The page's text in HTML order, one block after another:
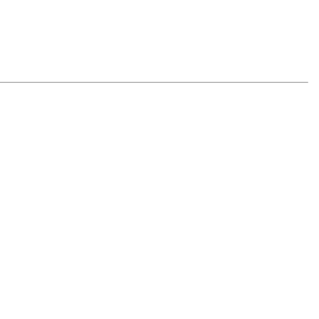
Vipps, Klarna och Google Pay.
debiteras kortet/fakturan.